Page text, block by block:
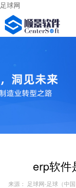
足球网
erp软件
来源： 足球网-足球（中国